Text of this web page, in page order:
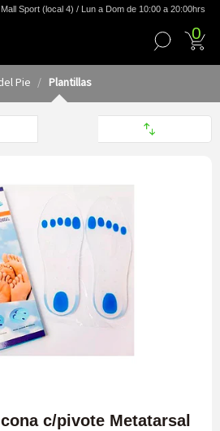
Mall Sport (local 4) / Lun a Dom de 10:00 a 20:00hrs
0
Pie Plantillas
c/pivote Metatarsal